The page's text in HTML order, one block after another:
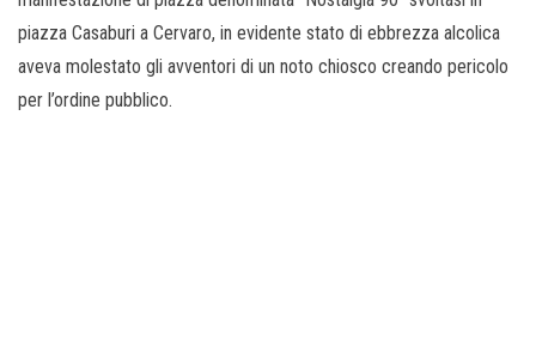
piazza Casaburi a Cervaro, in evidente stato di ebbrezza alcolica
aveva molestato gli avventori di un noto chiosco creando pericolo
per l’ordine pubblico.